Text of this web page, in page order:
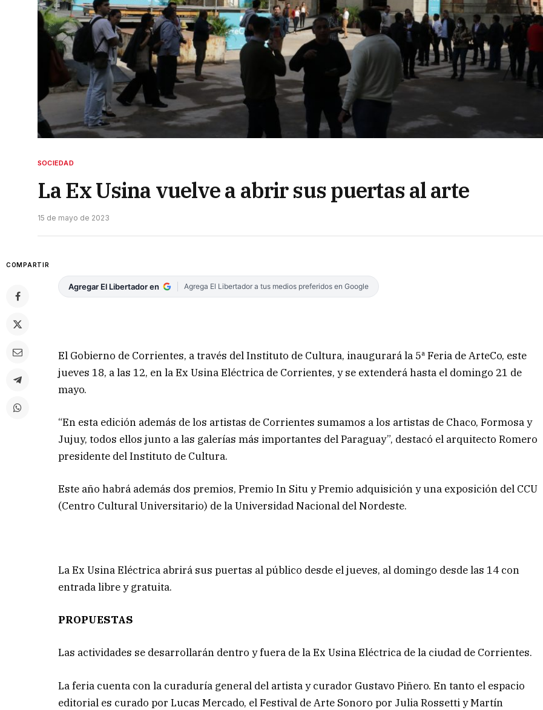
SOCIEDAD
La Ex Usina vuelve a abrir sus puertas al arte
15 de mayo de 2023
COMPARTIR
Agregar El Libertador en Agrega El Libertador a tus medios preferidos en Google
El Gobierno de Corrientes, a través del Instituto de Cultura, inaugurará la 5ª Feria de ArteCo, este
jueves 18, a las 12, en la Ex Usina Eléctrica de Corrientes, y se extenderá hasta el domingo 21 de
mayo.
“En esta edición además de los artistas de Corrientes sumamos a los artistas de Chaco, Formosa y
Jujuy, todos ellos junto a las galerías más importantes del Paraguay”, destacó el arquitecto Romero
presidente del Instituto de Cultura.
Este año habrá además dos premios, Premio In Situ y Premio adquisición y una exposición del CCU
(Centro Cultural Universitario) de la Universidad Nacional del Nordeste.
La Ex Usina Eléctrica abrirá sus puertas al público desde el jueves, al domingo desde las 14 con
entrada libre y gratuita.
PROPUESTAS
Las actividades se desarrollarán dentro y fuera de la Ex Usina Eléctrica de la ciudad de Corrientes.
La feria cuenta con la curaduría general del artista y curador Gustavo Piñero. En tanto el espacio
editorial es curado por Lucas Mercado, el Festival de Arte Sonoro por Julia Rossetti y Martín